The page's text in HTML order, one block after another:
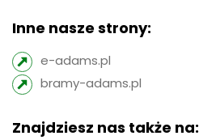
Inne nasze strony:
e-adams.pl
bramy-adams.pl
Znajdziesz nas także na: